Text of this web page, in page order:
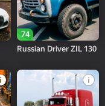
74
Russian Driver ZIL 130